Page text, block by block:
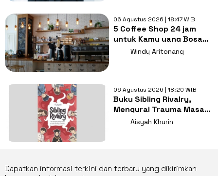
06 Agustus 2026 | 18:47 WIB
5 Coffee Shop 24 jam
untuk Kamu yang Bosan
Nugas di Kos
Windy Aritonang
06 Agustus 2026 | 18:20 WIB
Buku Sibling Rivalry,
Mengurai Trauma Masa
Kecil dan Persaingan
Aisyah Khurin
Dapatkan informasi terkini dan terbaru yang dikirimkan